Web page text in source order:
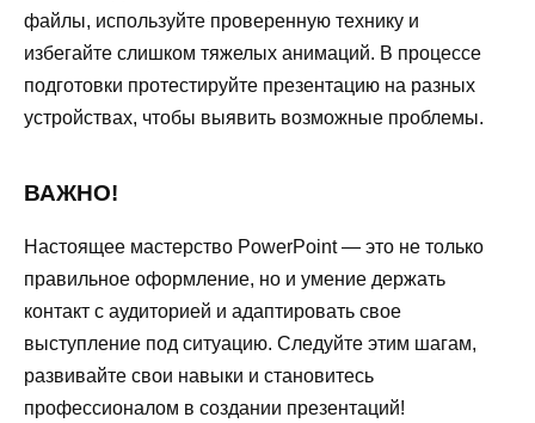
файлы, используйте проверенную технику и
избегайте слишком тяжелых анимаций. В процессе
подготовки протестируйте презентацию на разных
устройствах, чтобы выявить возможные проблемы.
ВАЖНО!
Настоящее мастерство PowerPoint — это не только
правильное оформление, но и умение держать
контакт с аудиторией и адаптировать свое
выступление под ситуацию. Следуйте этим шагам,
развивайте свои навыки и становитесь
профессионалом в создании презентаций!